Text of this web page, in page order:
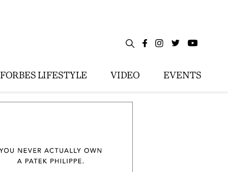
FORBES LIFESTYLE VIDEO EVENTS